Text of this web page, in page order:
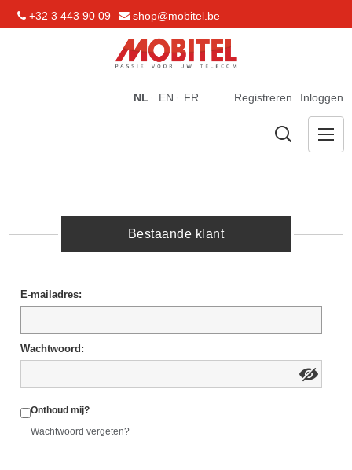
+32 3 443 90 09 shop@mobitel.be
Registreren Inloggen
NL EN FR
Bestaande klant
E-mailadres:
Wachtwoord:
Onthoud mij?
Wachtwoord vergeten?